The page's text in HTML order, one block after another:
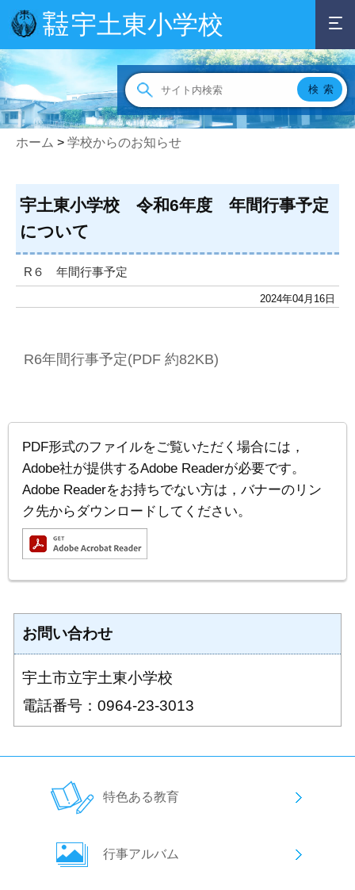
宇土
市立 宇土東小学校
ホーム > 学校からのお知らせ
宇土東小学校 令和6年度 年間行事予定
について
R６ 年間行事予定
2024年04月16日
R6年間行事予定(PDF 約82KB)
PDF形式のファイルをご覧いただく場合には，
Adobe社が提供するAdobe Readerが必要です。
Adobe Readerをお持ちでない方は，バナーのリン
ク先からダウンロードしてください。
お問い合わせ
宇土市立宇土東小学校
電話番号：0964-23-3013
特色ある教育
行事アルバム